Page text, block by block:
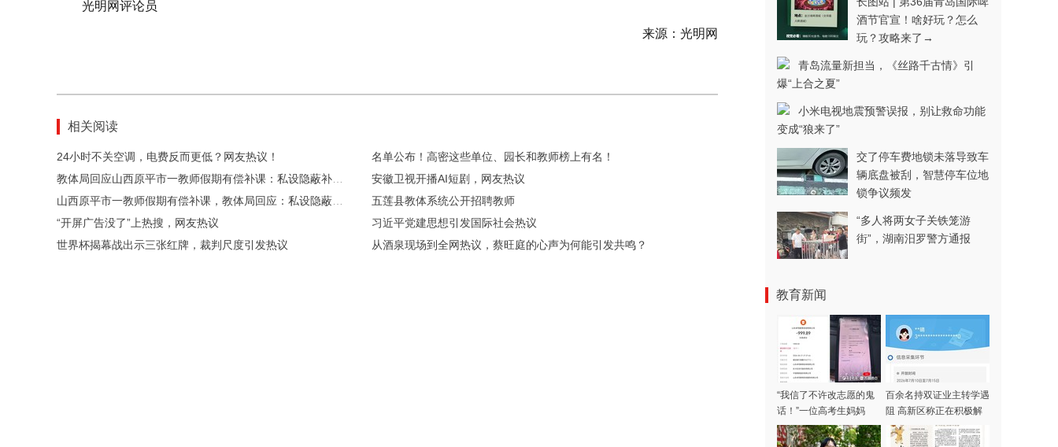
光明网评论员
来源：光明网
相关阅读
24小时不关空调，电费反而更低？网友热议！
名单公布！高密这些单位、园长和教师榜上有名！
安徽卫视开播AI短剧，网友热议
五莲县教体系统公开招聘教师
“开屏广告没了”上热搜，网友热议
习近平党建思想引发国际社会热议
世界杯揭幕战出示三张红牌，裁判尺度引发热议
从酒泉现场到全网热议，蔡旺庭的心声为何能引发共鸣？
酒节官宣！啥好玩？怎么
玩？攻略来了→
青岛流量新担当，《丝路千古情》引
爆“上合之夏”
小米电视地震预警误报，别让救命功能
变成“狼来了”
交了停车费地锁未落导致车
辆底盘被刮，智慧停车位地
锁争议频发
“多人将两女子关铁笼游
街”，湖南汨罗警方通报
教育新闻
“我信了不许改志愿的鬼
话！”一位高考生妈妈
被“公办保录”设局
百余名持双证业主转学遇
阻 高新区称正在积极解
决